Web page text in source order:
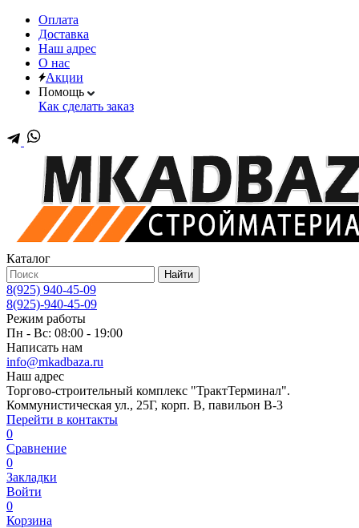
Оплата
Доставка
Наш адрес
О нас
Акции
Помощь
Как сделать заказ
Каталог
Найти
8(925) 940-45-09
8(925)-940-45-09
Режим работы
Пн - Вс: 08:00 - 19:00
Написать нам
info@mkadbaza.ru
Наш адрес
Торгово-строительный комплекс "ТрактТерминал".
Коммунистическая ул., 25Г, корп. В, павильон В-3
Перейти в контакты
0
Сравнение
0
Закладки
Войти
0
Корзина